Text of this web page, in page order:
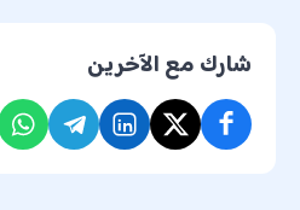
شارك مع الآخرين